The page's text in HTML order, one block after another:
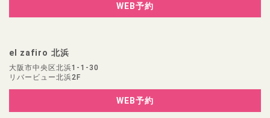
WEB予約
el zafiro 北浜
大阪市中央区北浜1-1-30
リバービュー北浜2F
WEB予約